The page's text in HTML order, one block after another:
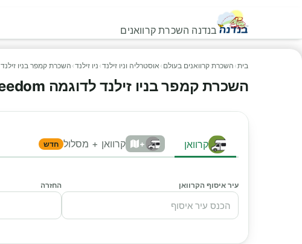
בנדנה השכרת קרוואנים
בית› השכרת קרוואנים בעולם › אוסטרליה וניו זילנד› ניו זילנד› השכרת קמפר בניו זילנד
השכרת קמפר בניו זילנד לדוגמה Koru Star 6 Freedom
קרוואן + קרוואן + מסלול חדש
עיר איסוף הקרוואן החזרה